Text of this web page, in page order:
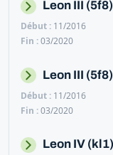
Leon III
11/2016
03/2020
Leon III
11/2016
03/2020
Leon IV